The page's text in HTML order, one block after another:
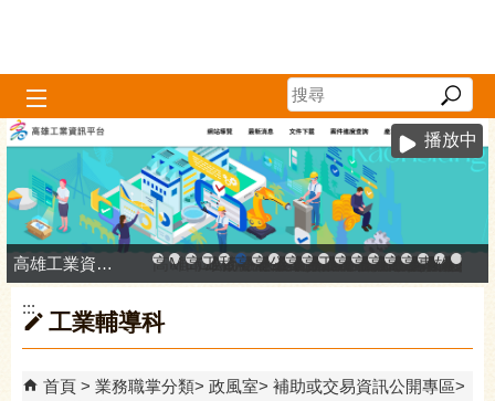
播放中
高雄市政府中小企業升級輔導網站
MEGABAY大港創艦
高雄金融科技創新園區
工廠登記線上申辦系統
和發產業園區
高雄工業資訊平台
高雄本洲產業園區服務中心
公司、商業登記主題網
高雄市友善商家
高雄市政府經濟發展局-
工業管線防災教育資
高雄市綠能管理資
高雄市綠能管理
高雄淨零商轉
高雄招商網
高雄會展網
專刊『雄
雄心高
「我
高雄工業資訊平台
:::
工業輔導科
首頁 業務職掌分類 政風室
補助或交易資訊公開專區